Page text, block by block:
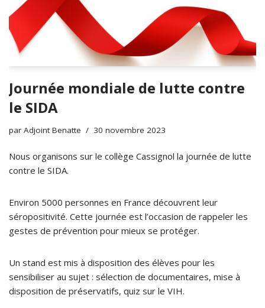
Journée mondiale de lutte contre
le SIDA
par Adjoint Benatte 30 novembre 2023
Nous organisons sur le collège Cassignol la journée de lutte
contre le SIDA.
Environ 5000 personnes en France découvrent leur
séropositivité. Cette journée est l’occasion de rappeler les
gestes de prévention pour mieux se protéger.
Un stand est mis à disposition des élèves pour les
sensibiliser au sujet : sélection de documentaires, mise à
disposition de préservatifs, quiz sur le VIH.